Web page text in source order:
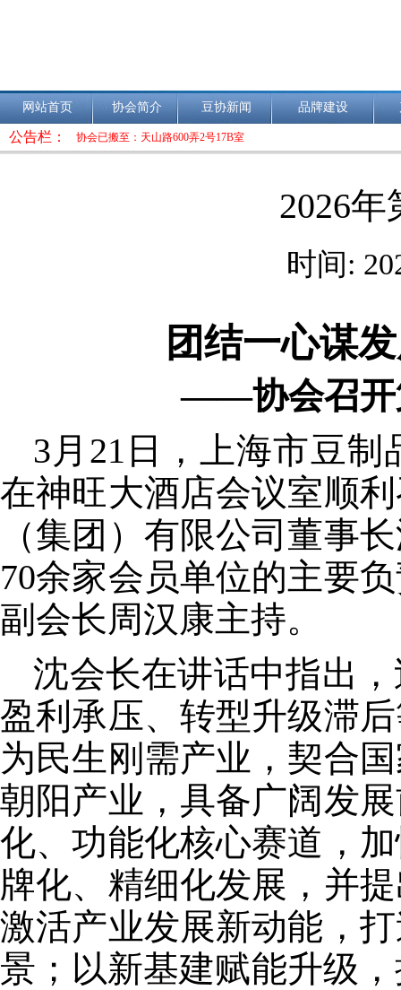
网站首页 协会简介 豆协新闻 品牌建设
公告栏： 协会已搬至：天山路600弄2号17B室
2026
时间:
团结一心谋
——协会召开
3月 21 日，上海市豆
在神旺大酒店会议室顺
（集团）有限公司董事
70余家会员单位的主要
副会长周汉康主持。
沈会长在讲话中指出
盈利承压、转型升级滞
为民生刚需产业，契合
朝阳产业，具备广阔发
化、功能化核心赛道，
牌化、精细化发展，并
激活产业发展新动能，
景；以新基建赋能升级